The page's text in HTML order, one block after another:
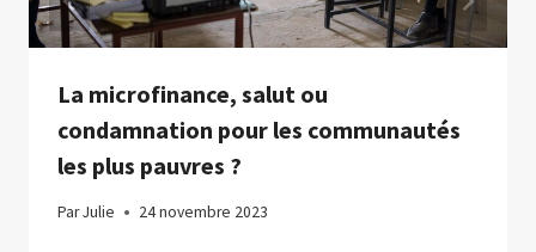
La microfinance, salut ou
condamnation pour les communautés
les plus pauvres ?
ParJulie 24 novembre 2023